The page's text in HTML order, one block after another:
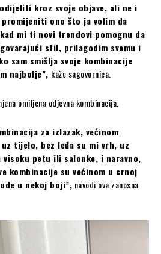
kroz svoje objave, ali ne i
ono što ja volim da
mi ti novi trendovi pomognu da
stil, prilagodim svemu i
sam smišlja svoje kombinacije
najbolje”, kaže sagovornica.
omiljena odjevna kombinacija.
za izlazak, većinom
tijelo, bez leđa su mi vrh, uz
visoku petu ili salonke, i naravno,
kombinacije su većinom u crnoj
u nekoj boji”, navodi ova zanosna